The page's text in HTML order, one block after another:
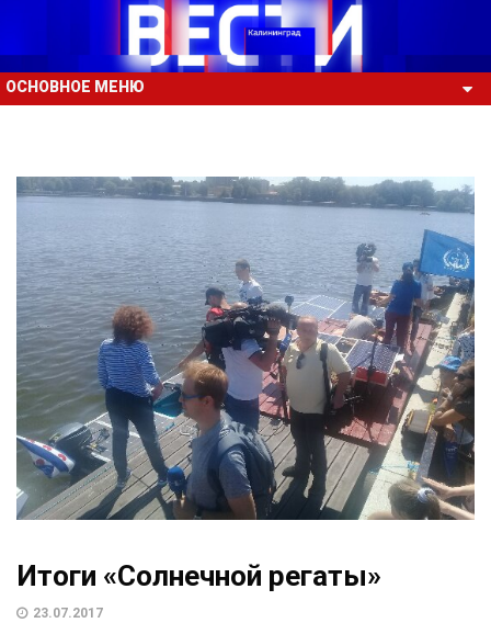
ОСНОВНОЕ МЕНЮ
Итоги «Солнечной регаты»
23.07.2017